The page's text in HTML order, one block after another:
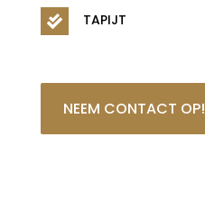
 TAPIJT
NEEM CONTACT OP!